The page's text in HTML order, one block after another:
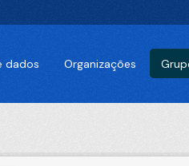
dados Organizações